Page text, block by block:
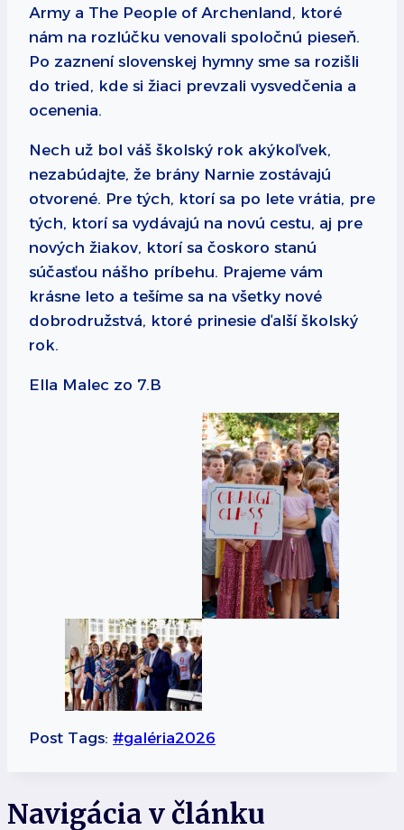
Army a The People of Archenland, ktoré
nám na rozlúčku venovali spoločnú pieseň.
Po zaznení slovenskej hymny sme sa rozišli
do tried, kde si žiaci prevzali vysvedčenia a
ocenenia.
Nech už bol váš školský rok akýkoľvek,
nezabúdajte, že brány Narnie zostávajú
otvorené. Pre tých, ktorí sa po lete vrátia, pre
tých, ktorí sa vydávajú na novú cestu, aj pre
nových žiakov, ktorí sa čoskoro stanú
súčasťou nášho príbehu. Prajeme vám
krásne leto a tešíme sa na všetky nové
dobrodružstvá, ktoré prinesie ďalší školský
rok.
Ella Malec zo 7.B
Post Tags: #galéria2026
Navigácia v článku